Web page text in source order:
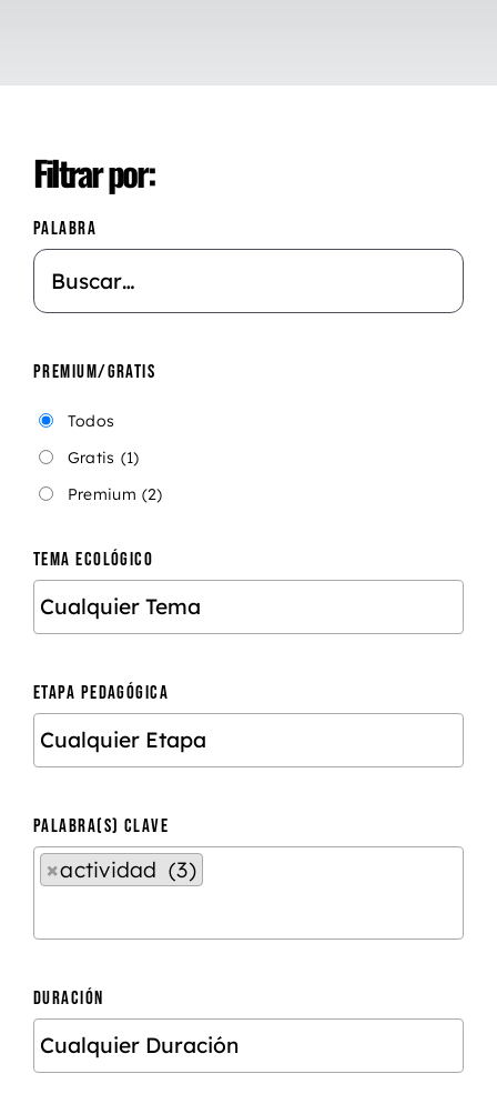
Filtrar por:
PALABRA
PREMIUM/GRATIS
Todos
Gratis (1)
Premium (2)
TEMA ECOLÓGICO
ETAPA PEDAGÓGICA
PALABRA(S) CLAVE
×actividad (3)
DURACIÓN